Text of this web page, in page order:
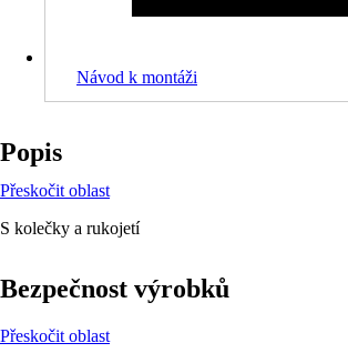
Návod k montáži
Popis
Přeskočit oblast
S kolečky a rukojetí
Bezpečnost výrobků
Přeskočit oblast